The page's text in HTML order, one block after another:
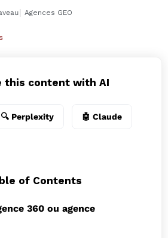
I Agences GEO
this content with AI:
🔍 Perplexity 🤖 Claude
of Contents
360 ou agence